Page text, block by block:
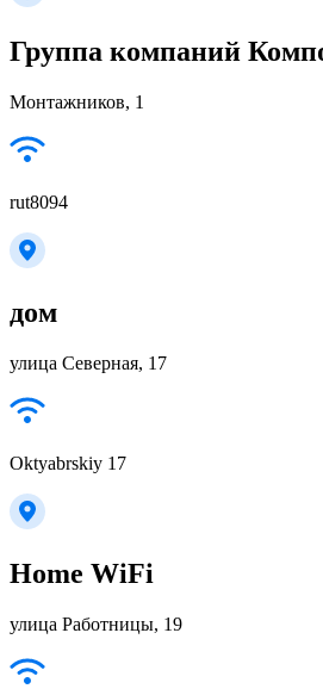
Группа компаний
Монтажников, 1
rut8094
дом
улица Северная, 17
Oktyabrskiy 17
Home WiFi
улица Работницы, 19